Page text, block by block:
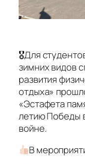
🎖Для
зимних видов
развития
отдыха»
«Эстафета
летию Победы
войне.
В